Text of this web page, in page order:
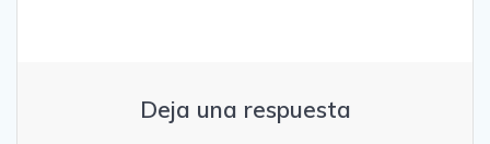
Deja una respuesta